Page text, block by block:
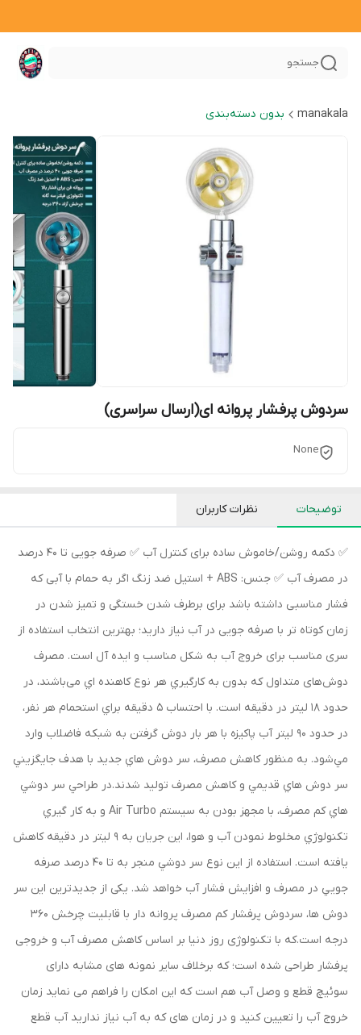
جستجو
manakala بدون دسته‌بندی
سردوش پرفشار پروانه ای(ارسال سراسری)
None
توضیحات نظرات کاربران
✅ دکمه روشن/خاموش ساده برای کنترل آب ✅ صرفه جویی تا 40 درصد
در مصرف آب ✅ جنس: ABS + استیل ضد زنگ اگر به حمام با آبی که
فشار مناسبی داشته باشد برای برطرف شدن خستگی و تمیز شدن در
زمان کوتاه تر با صرفه جویی در آب نیاز دارید؛ بهترین انتخاب استفاده از
سری مناسب برای خروج آب به شکل مناسب و ایده آل است. مصرف
دوش‌های متداول که بدون به کارگيري هر نوع کاهنده اي می‌باشند، در
حدود 18 ليتر در دقيقه است. با احتساب 5 دقيقه براي استحمام هر نفر،
در حدود 90 ليتر آب پاکيزه با هر بار دوش گرفتن به شبکه فاضلاب وارد
مي‌شود. به منظور کاهش مصرف، سر دوش هاي جديد با هدف جايگزيني
سر دوش هاي قديمي و کاهش مصرف توليد شدند.در طراحي سر دوشي
هاي کم مصرف، با مجهز بودن به سیستم Air Turbo و به کار گيري
تکنولوژي مخلوط نمودن آب و هوا، این جريان به 9 ليتر در دقيقه کاهش
يافته است. استفاده از اين نوع سر دوشي منجر به تا 40 درصد صرفه
جويي در مصرف و افزایش فشار آب خواهد شد. یکی از جدیدترین این سر
دوش ها، سردوش پرفشار کم مصرف پروانه دار با قابلیت چرخش 360
درجه است.که با تکنولوژی روز دنیا بر اساس کاهش مصرف آب و خروجی
پرفشار طراحی شده است؛ که برخلاف سایر نمونه های مشابه دارای
سوئیچ قطع و وصل آب هم است که این امکان را فراهم می نماید زمان
خروج آب را تعیین کنید و در زمان های که به آب نیاز ندارید آب قطع